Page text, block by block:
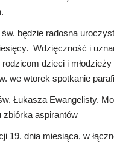
będzie radosna
Wdzięczność i
dzieci i
we wtorek spotkanie
Łukasza Ewangelisty.
zbiórka aspirantów
19. dnia miesiąca, w